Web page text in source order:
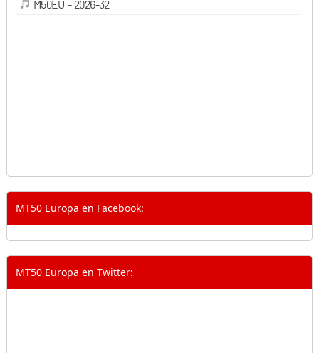
MT50 Europa en Facebook:
MT50 Europa en Twitter: